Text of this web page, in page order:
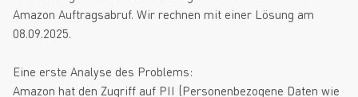
Amazon Auftragsabruf. Wir rechnen mit einer Lösung am
08.09.2025.
Eine erste Analyse des Problems:
Amazon hat den Zugriff auf PII (Personenbezogene Daten wie